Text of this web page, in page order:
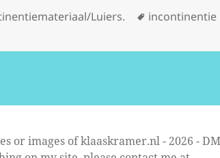
Luiers. Tags
incontinentie
or images of klaaskramer.nl - 2026 -